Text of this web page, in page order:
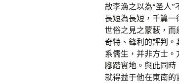
故李漁之以為“圣人
長短為長短，千篇
世俗之見之蒙蔽，而
奇特、鋒利的評判。
系儒生，并非方士
腳踏實地。與此同
就得益于他在東南